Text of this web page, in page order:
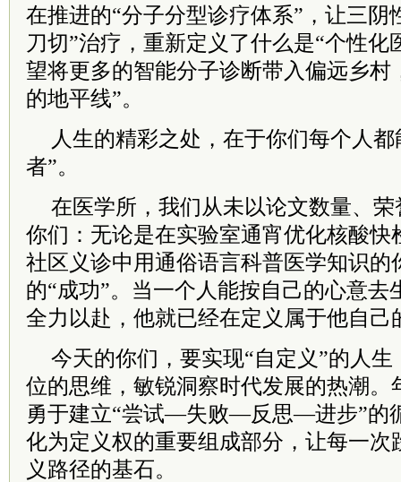
在推进的“分子分型诊疗体系”，让三阴
刀切”治疗，重新定义了什么是“个性化
望将更多的智能分子诊断带入偏远乡村
的地平线”。
人生的精彩之处，在于你们每个人
者”。
在医学所，我们从未以论文数量、
你们：无论是在实验室通宵优化核酸快
社区义诊中用通俗语言科普医学知识的
的“成功”。当一个人能按自己的心意去
全力以赴，他就已经在定义属于他自己
今天的你们，要实现“自定义”的人
位的思维，敏锐洞察时代发展的热潮。
勇于建立“尝试—失败—反思—进步”的
化为定义权的重要组成部分，让每一次
义路径的基石。